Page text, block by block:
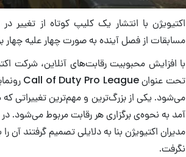
مسابقات از فصل آینده به صورت چهار علیه چهار
می‌شود. یکی از بزرگ‌ترین و مهم‌ترین تغییراتی
آمد به نحوه‌ی برگزاری هر رقابت مربوط می‌شود.
مدیران اکتیویژن بنا به دلایلی تصمیم گرفتند آن
نگرفت.